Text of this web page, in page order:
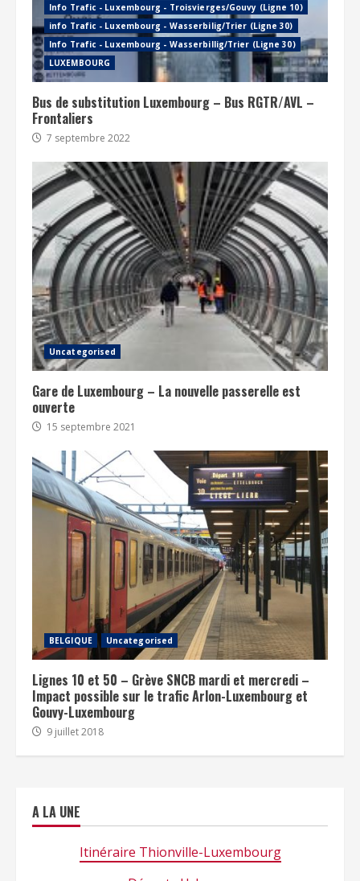
Info Trafic - Luxembourg - Troisvierges/Gouvy (Ligne 10)
info Trafic - Luxembourg - Wasserbilig/Trier (Ligne 30)
Info Trafic - Luxembourg - Wasserbillig/Trier (Ligne 30)
LUXEMBOURG
Bus de substitution Luxembourg – Bus RGTR/AVL –
Frontaliers
7 septembre 2022
Uncategorised
Gare de Luxembourg – La nouvelle passerelle est
ouverte
15 septembre 2021
BELGIQUE Uncategorised
Lignes 10 et 50 – Grève SNCB mardi et mercredi –
Impact possible sur le trafic Arlon-Luxembourg et
Gouvy-Luxembourg
9 juillet 2018
A LA UNE
Itinéraire Thionville-Luxembourg